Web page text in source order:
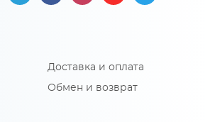
Доставка и оплата
Обмен и возврат